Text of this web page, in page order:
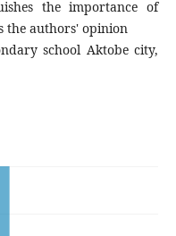
the importance of
the authors' opinion
school Aktobe city,